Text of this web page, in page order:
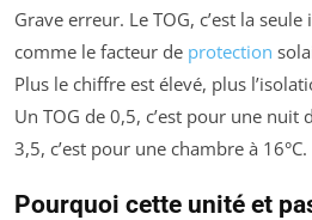
Grave erreur. Le TOG, c’est la
comme le facteur de protection
Plus le chiffre est élevé, plus
Un TOG de 0,5, c’est pour une nuit
3,5, c’est pour une chambre à 16°C.
Pourquoi cette unité et